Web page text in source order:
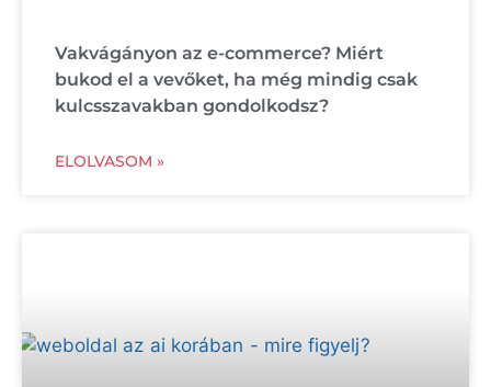
Vakvágányon az e-commerce? Miért
bukod el a vevőket, ha még mindig csak
kulcsszavakban gondolkodsz?
ELOLVASOM »